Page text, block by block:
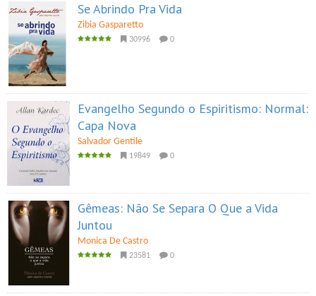
Se Abrindo Pra Vida
Zibia Gasparetto
30996 0
Evangelho Segundo o Espiritismo: Normal:
Capa Nova
Salvador Gentile
19849 0
Gêmeas: Não Se Separa O Que a Vida
Juntou
Monica De Castro
23581 0